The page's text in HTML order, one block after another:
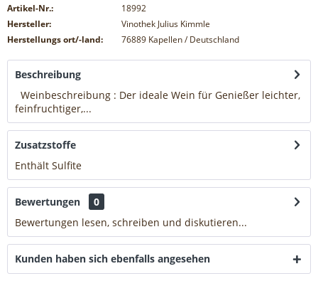
Artikel-Nr.:
18992
Hersteller:
Vinothek Julius Kimmle
Herstellungs ort/-land:
76889 Kapellen / Deutschland
Beschreibung
Weinbeschreibung : Der ideale Wein für Genießer leichter,
feinfruchtiger,...
Zusatzstoffe
Enthält Sulfite
Bewertungen
0
Bewertungen lesen, schreiben und diskutieren...
Kunden haben sich ebenfalls angesehen